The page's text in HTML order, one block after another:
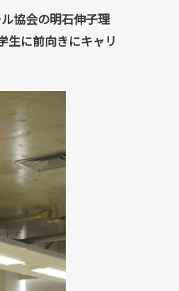
協会の明石伸子理
生に前向きにキャリ